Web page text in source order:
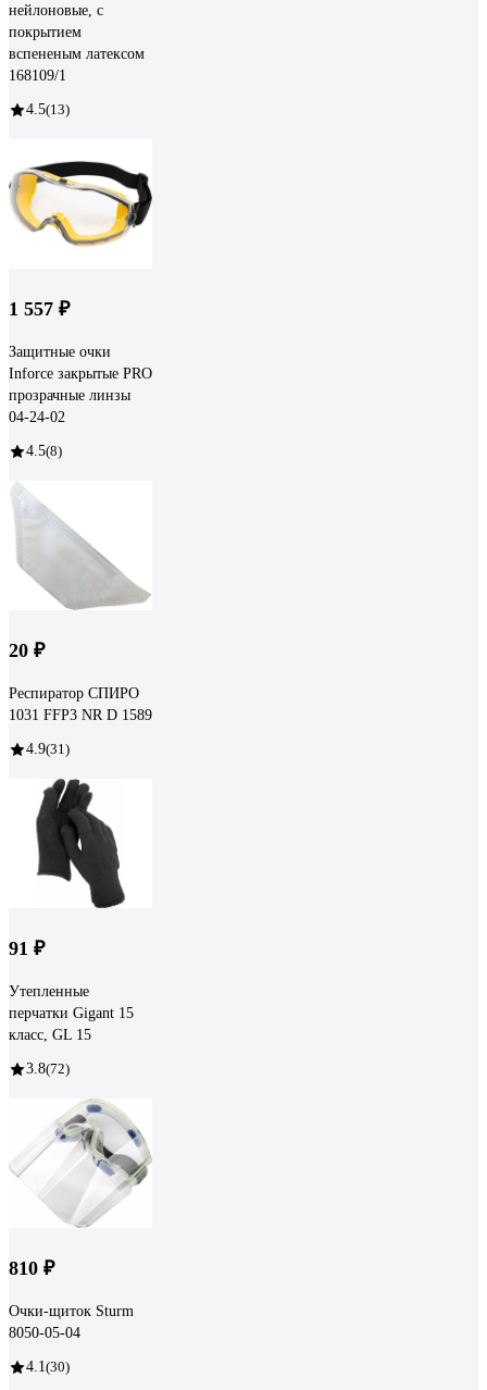
нейлоновые, с
покрытием
вспененым латексом
168109/1
4.5(13)
1 557 ₽
Защитные очки
Inforce закрытые PRO
прозрачные линзы
04-24-02
4.5(8)
20 ₽
Респиратор СПИРО
1031 FFP3 NR D 1589
4.9(31)
91 ₽
Утепленные
перчатки Gigant 15
класс, GL 15
3.8(72)
810 ₽
Очки-щиток Sturm
8050-05-04
4.1 (30)